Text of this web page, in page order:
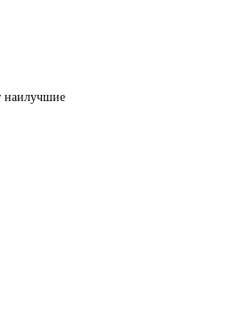
наилучшие